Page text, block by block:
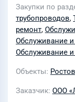
Закупки по
трубопроводов,
ремонт,
Обслуживание
Обслуживание и
Объекты
Заказчик ООО